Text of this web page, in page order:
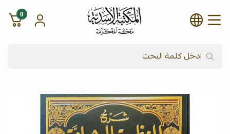
شركة المكتبة الأسدية للنشر
0